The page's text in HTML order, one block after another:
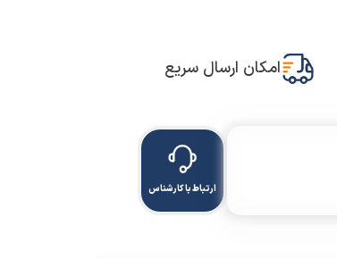
امکان ارسال سریع
ارتباط با کارشناس